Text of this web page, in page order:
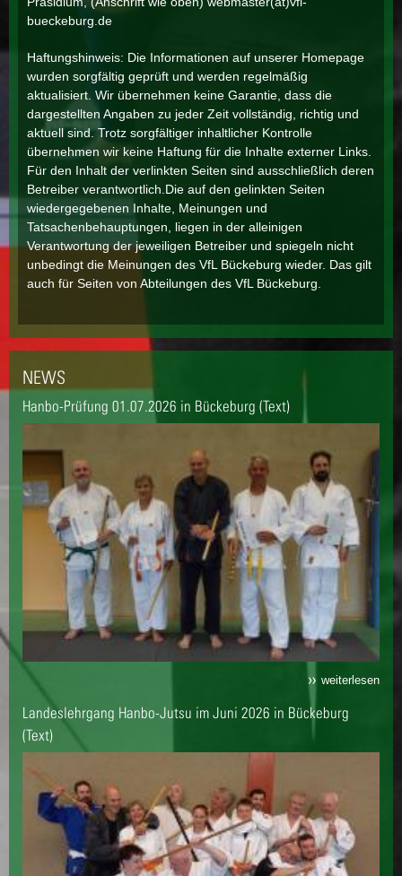
bueckeburg.de
Haftungshinweis: Die Informationen auf unserer Homepage
wurden sorgfältig geprüft und werden regelmäßig
aktualisiert. Wir übernehmen keine Garantie, dass die
dargestellten Angaben zu jeder Zeit vollständig, richtig und
aktuell sind. Trotz sorgfältiger inhaltlicher Kontrolle
übernehmen wir keine Haftung für die Inhalte externer Links.
Für den Inhalt der verlinkten Seiten sind ausschließlich deren
Betreiber verantwortlich.Die auf den gelinkten Seiten
wiedergegebenen Inhalte, Meinungen und
Tatsachenbehauptungen, liegen in der alleinigen
Verantwortung der jeweiligen Betreiber und spiegeln nicht
unbedingt die Meinungen des VfL Bückeburg wieder. Das gilt
auch für Seiten von Abteilungen des VfL Bückeburg.
NEWS
Hanbo-Prüfung 01.07.2026 in Bückeburg (Text)
weiterlesen
Landeslehrgang Hanbo-Jutsu im Juni 2026 in Bückeburg
(Text)